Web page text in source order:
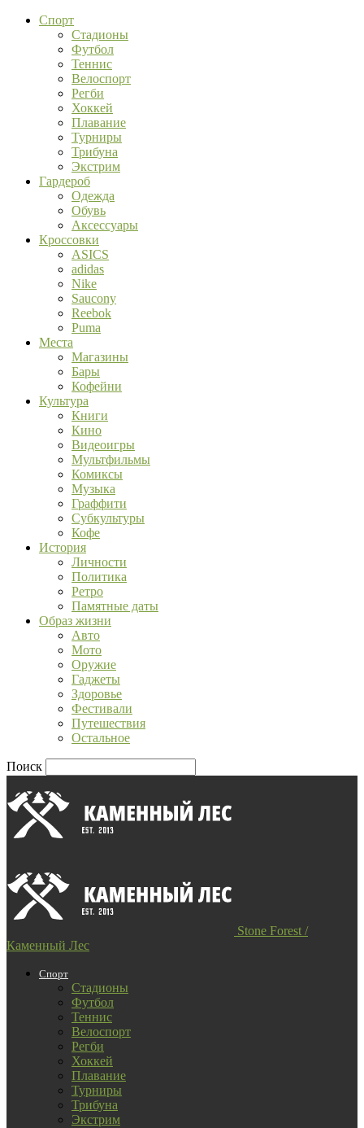
Спорт
Стадионы
Футбол
Теннис
Велоспорт
Регби
Хоккей
Плавание
Турниры
Трибуна
Экстрим
Гардероб
Одежда
Обувь
Аксессуары
Кроссовки
ASICS
adidas
Nike
Saucony
Reebok
Puma
Места
Магазины
Бары
Кофейни
Культура
Книги
Кино
Видеоигры
Мультфильмы
Комиксы
Музыка
Граффити
Субкультуры
Кофе
История
Личности
Политика
Ретро
Памятные даты
Образ жизни
Авто
Мото
Оружие
Гаджеты
Здоровье
Фестивали
Путешествия
Остальное
Поиск
Stone Forest /
Каменный Лес
Спорт
Стадионы
Футбол
Теннис
Велоспорт
Регби
Хоккей
Плавание
Турниры
Трибуна
Экстрим